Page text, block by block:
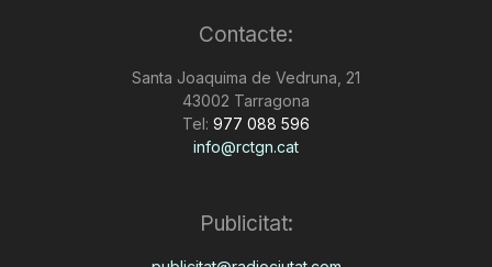
Contacte:
Santa Joaquima de Vedruna, 21
43002 Tarragona
Tel: 977 088 596
info@rctgn.cat
Publicitat: